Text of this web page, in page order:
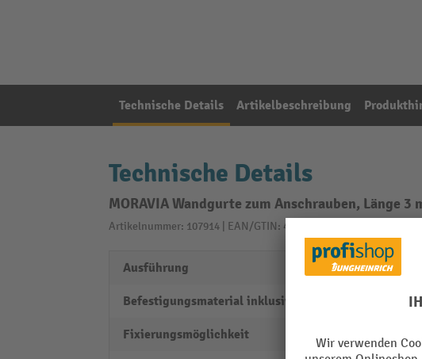
Technische Details Artikelbeschreibung
Technische Details
MORAVIA Wandgurte zum Anschrauben, Länge
Artikelnummer: 107914 | EAN/GTIN: 4055381190150
Ausführung horizontal gestreift
Befestigungsmaterial inklusive
Fixierungsmöglichkeit zum Anschrauben